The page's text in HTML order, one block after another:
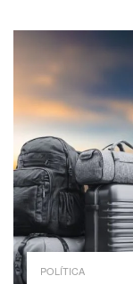
POLÍTICA